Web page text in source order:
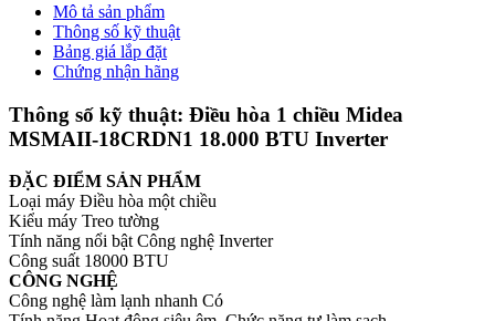
Mô tả sản phẩm
Thông số kỹ thuật
Bảng giá lắp đặt
Chứng nhận hãng
Thông số kỹ thuật: Điều hòa 1 chiều Midea
MSMAII-18CRDN1 18.000 BTU Inverter
ĐẶC ĐIỂM SẢN PHẨM
Loại máy Điều hòa một chiều
Kiểu máy Treo tường
Tính năng nổi bật Công nghệ Inverter
Công suất 18000 BTU
CÔNG NGHỆ
Công nghệ làm lạnh nhanh Có